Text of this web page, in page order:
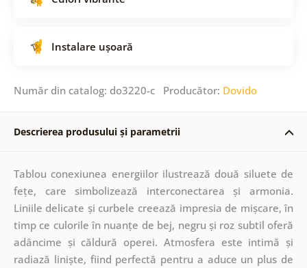
Instalare ușoară
Număr din catalog: do3220-c Producător: Dovido
Descrierea produsului și parametrii
Tablou conexiunea energiilor ilustrează două siluete de
fețe, care simbolizează interconectarea și armonia.
Liniile delicate și curbele creează impresia de mișcare, în
timp ce culorile în nuanțe de bej, negru și roz subtil oferă
adâncime și căldură operei. Atmosfera este intimă și
radiază liniște, fiind perfectă pentru a aduce un plus de